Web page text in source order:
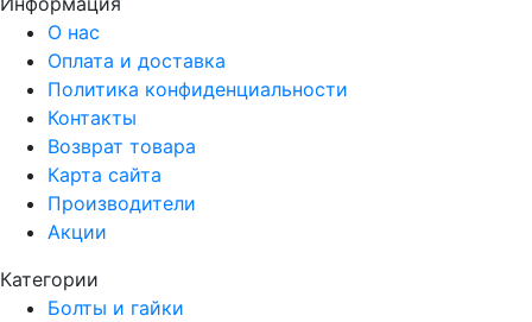
О нас
Оплата и доставка
Политика конфиденциальности
Контакты
Возврат товара
Карта сайта
Производители
Акции
Категории
Болты и гайки